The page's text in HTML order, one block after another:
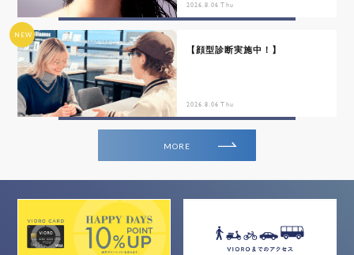
2026.8.06 Thu
NEW
【顔型診断実施中！】
2026.8.06 Thu
MORE